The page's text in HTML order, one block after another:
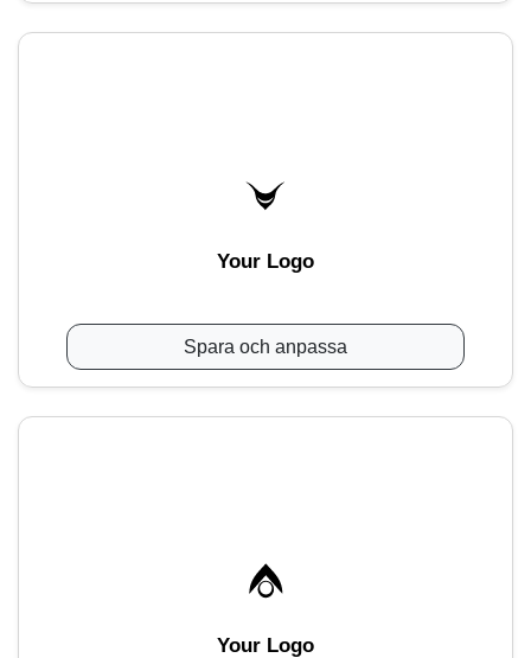
Your Logo
Spara och anpassa
Your Logo